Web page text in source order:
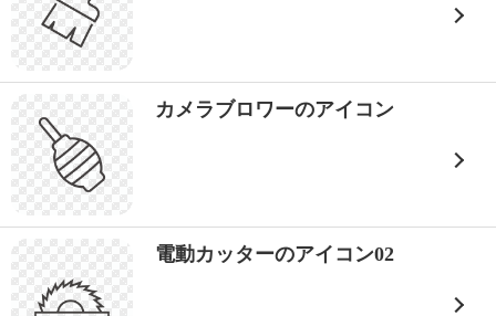
カメラブロワーのアイコン
電動カッターのアイコン02